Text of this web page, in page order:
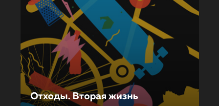
Отходы. Вторая жизнь